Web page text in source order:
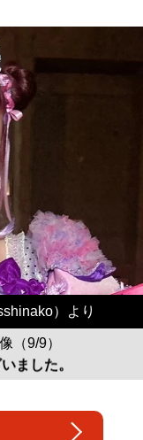
）より
（9/9）
ました。